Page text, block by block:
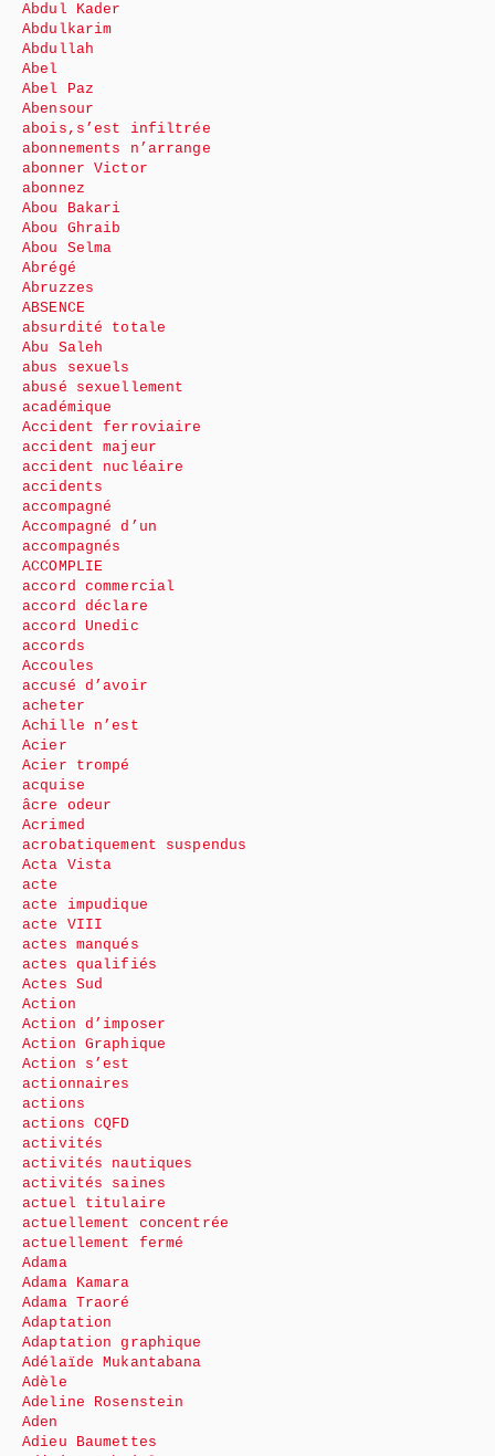
Abdul Kader
Abdulkarim
Abdullah
Abel
Abel Paz
Abensour
abois,s’est infiltrée
abonnements n’arrange
abonner Victor
abonnez
Abou Bakari
Abou Ghraib
Abou Selma
Abrégé
Abruzzes
ABSENCE
absurdité totale
Abu Saleh
abus sexuels
abusé sexuellement
académique
Accident ferroviaire
accident majeur
accident nucléaire
accidents
accompagné
Accompagné d’un
accompagnés
ACCOMPLIE
accord commercial
accord déclare
accord Unedic
accords
Accoules
accusé d’avoir
acheter
Achille n’est
Acier
Acier trompé
acquise
âcre odeur
Acrimed
acrobatiquement suspendus
Acta Vista
acte
acte impudique
acte VIII
actes manqués
actes qualifiés
Actes Sud
Action
Action d’imposer
Action Graphique
Action s’est
actionnaires
actions
actions CQFD
activités
activités nautiques
activités saines
actuel titulaire
actuellement concentrée
actuellement fermé
Adama
Adama Kamara
Adama Traoré
Adaptation
Adaptation graphique
Adélaïde Mukantabana
Adèle
Adeline Rosenstein
Aden
Adieu Baumettes